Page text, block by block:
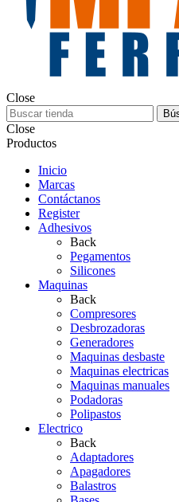
Close
Close
Productos
Inicio
Marcas
Contáctanos
Register
Adhesivos
Back
Pegamentos
Silicones
Maquinas
Back
Compresores
Desbrozadoras
Generadores
Maquinas desbaste
Maquinas electricas
Maquinas manuales
Podadoras
Polipastos
Electrico
Back
Adaptadores
Apagadores
Balastros